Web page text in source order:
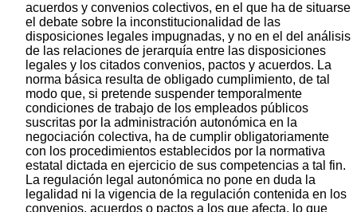
acuerdos y convenios colectivos, en el que ha de situarse
el debate sobre la inconstitucionalidad de las
disposiciones legales impugnadas, y no en el del análisis
de las relaciones de jerarquía entre las disposiciones
legales y los citados convenios, pactos y acuerdos. La
norma básica resulta de obligado cumplimiento, de tal
modo que, si pretende suspender temporalmente
condiciones de trabajo de los empleados públicos
suscritas por la administración autonómica en la
negociación colectiva, ha de cumplir obligatoriamente
con los procedimientos establecidos por la normativa
estatal dictada en ejercicio de sus competencias a tal fin.
La regulación legal autonómica no pone en duda la
legalidad ni la vigencia de la regulación contenida en los
convenios, acuerdos o pactos a los que afecta, lo que